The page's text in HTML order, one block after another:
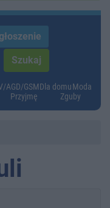
AGD/GSMDla domuModa
Przyjmę Zguby